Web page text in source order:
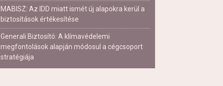
MABISZ: Az IDD miatt ismét új alapokra kerül a
biztosítások értékesítése
Generali Biztosító: A klímavédelemi
megfontolások alapján módosul a cégcsoport
stratégiája